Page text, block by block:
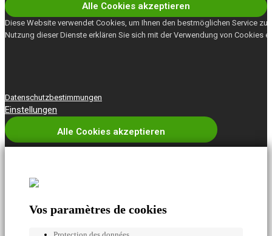
Alle Cookies akzeptieren
Diese Website verwendet Cookies, um Ihnen den bestmöglichen Service zu
Nutzung dieser Dienste erklären Sie sich mit der Verwendung von Cookies
Datenschutzbestimmungen
Einstellungen
Alle Cookies akzeptieren
Vos paramètres de cookies